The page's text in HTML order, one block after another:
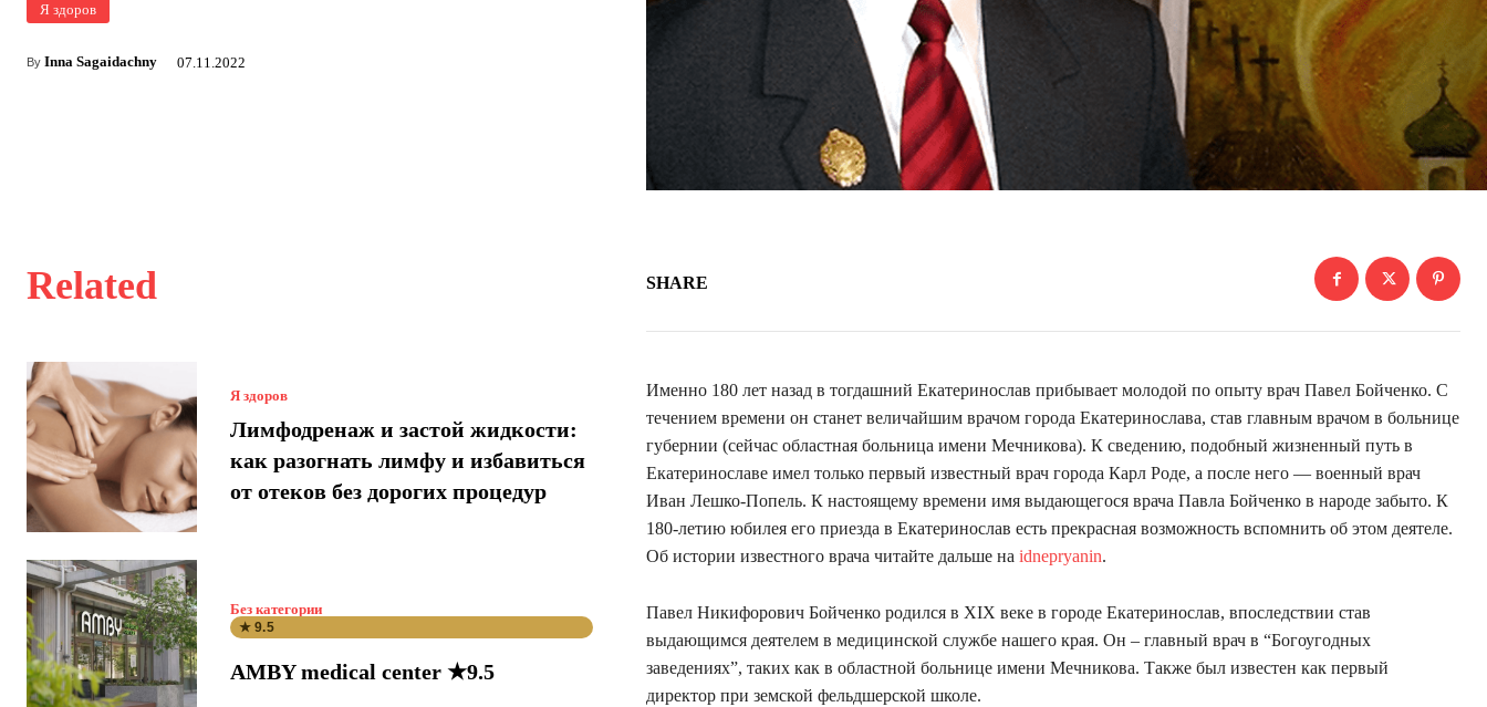
Я здоров
By Inna Sagaidachny 07.11.2022
Related
Я здоров
Лимфодренаж и застой жидкости:
как разогнать лимфу и избавиться
от отеков без дорогих процедур
Без категории
★ 9.5
AMBY medical center ★9.5
SHARE
Именно 180 лет назад в тогдашний Екатеринослав прибывает молодой по опыту врач Павел Бойченко. С
течением времени он станет величайшим врачом города Екатеринослава, став главным врачом в больнице
губернии (сейчас областная больница имени Мечникова). К сведению, подобный жизненный путь в
Екатеринославе имел только первый известный врач города Карл Роде, а после него — военный врач
Иван Лешко-Попель. К настоящему времени имя выдающегося врача Павла Бойченко в народе забыто. К
180-летию юбилея его приезда в Екатеринослав есть прекрасная возможность вспомнить об этом деятеле.
Об истории известного врача читайте дальше на idnepryanin.
Павел Никифорович Бойченко родился в XIX веке в городе Екатеринослав, впоследствии став
выдающимся деятелем в медицинской службе нашего края. Он – главный врач в “Богоугодных
заведениях”, таких как в областной больнице имени Мечникова. Также был известен как первый
директор при земской фельдшерской школе.